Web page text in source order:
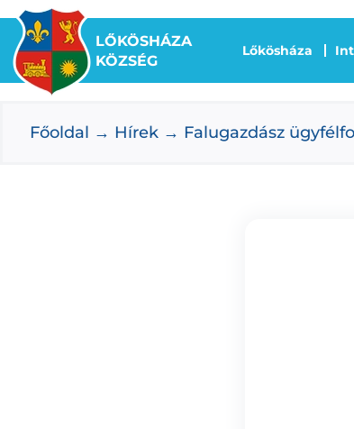
Kihagyás
LŐKÖSHÁZA
KÖZSÉG
Lőkösháza
Főoldal Hírek Falugazdász